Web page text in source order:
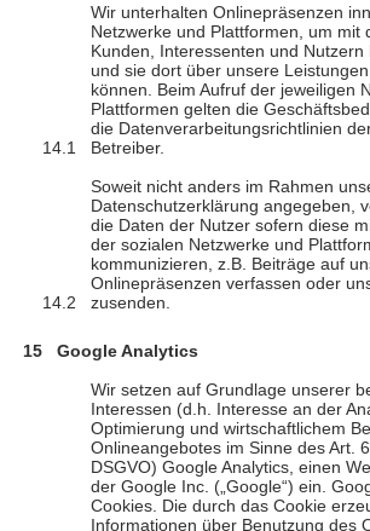
Wir unterhalten Onlinepräsenzen
Netzwerke und Plattformen, um mit
Kunden, Interessenten und Nutzern
und sie dort über unsere
können. Beim Aufruf der jeweiligen
Plattformen gelten die
die Datenverarbeitungsrichtlinien
Betreiber.
Soweit nicht anders im Rahmen
Datenschutzerklärung angegeben,
die Daten der Nutzer sofern diese
der sozialen Netzwerke und
kommunizieren, z.B. Beiträge auf
Onlinepräsenzen verfassen oder
zusenden.
Google Analytics
Wir setzen auf Grundlage unserer
Interessen (d.h. Interesse an der
Optimierung und wirtschaftlichem
Onlineangebotes im Sinne des Art.
DSGVO) Google Analytics, einen
der Google Inc. („Google“) ein.
Cookies. Die durch das Cookie
Informationen über Benutzung des